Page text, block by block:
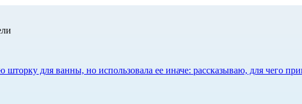
для ванны, но использовала ее иначе: рассказываю, для чего